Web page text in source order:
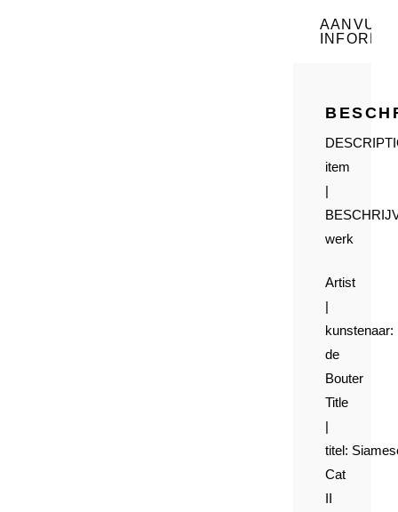
item
|
werk
Artist
|
kunstenaar:
de
Bouter
Title
|
titel:
Cat
II